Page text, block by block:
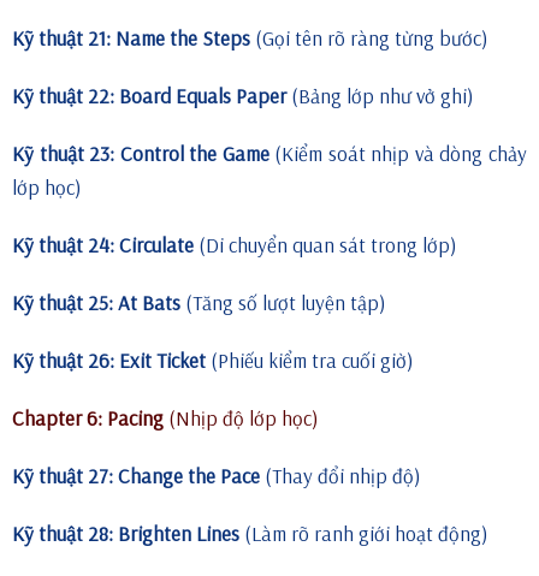
Kỹ thuật 21: Name the Steps (Gọi tên rõ ràng từng bước)
Kỹ thuật 22: Board Equals Paper(Bảng lớp như vở ghi)
Kỹ thuật 23: Control the Game(Kiểm soát nhịp và dòng chảy
lớp học)
Kỹ thuật 24: Circulate (Di chuyển quan sát trong lớp)
Kỹ thuật 25: At Bats (Tăng số lượt luyện tập)
Kỹ thuật 26: Exit Ticket (Phiếu kiểm tra cuối giờ)
Chapter 6: Pacing (Nhịp độ lớp học)
Kỹ thuật 27: Change the Pace (Thay đổi nhịp độ)
Kỹ thuật 28: Brighten Lines (Làm rõ ranh giới hoạt động)